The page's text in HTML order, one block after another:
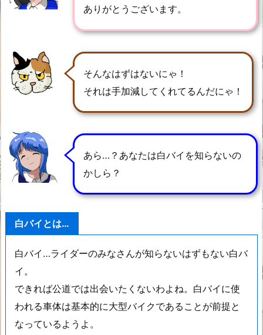
ありがとうございます。
そんなはずはないにゃ！
それは手加減してくれてるんだにゃ！
あら…？あなたは白バイを知らないの
かしら？
白バイとは…
白バイ…ライダーのみなさんが知らないはずもない白バ
イ。
できれば公道では出会いたくないわよね。白バイに使
われる車体は基本的に大型バイクであることが前提と
なっているようよ。